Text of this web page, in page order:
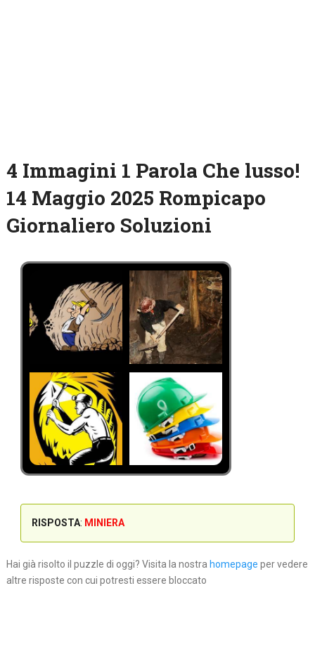
4 Immagini 1 Parola Che lusso!
14 Maggio 2025 Rompicapo
Giornaliero Soluzioni
RISPOSTA: MINIERA
Hai già risolto il puzzle di oggi? Visita la nostra homepage per vedere
altre risposte con cui potresti essere bloccato